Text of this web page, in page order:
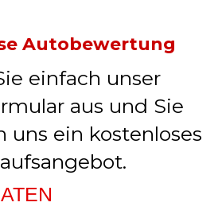
Autobewertung
einfach unser
aus und Sie
uns ein kostenloses